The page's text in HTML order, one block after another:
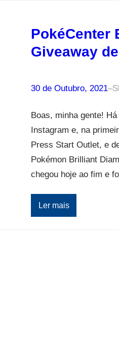
PokéCenter
Giveaway
30 de Outubro, 2021–
Boas, minha gente!
Instagram e, na
Press Start Outlet, e
Pokémon Brilliant
chegou hoje ao fim e
Ler mais